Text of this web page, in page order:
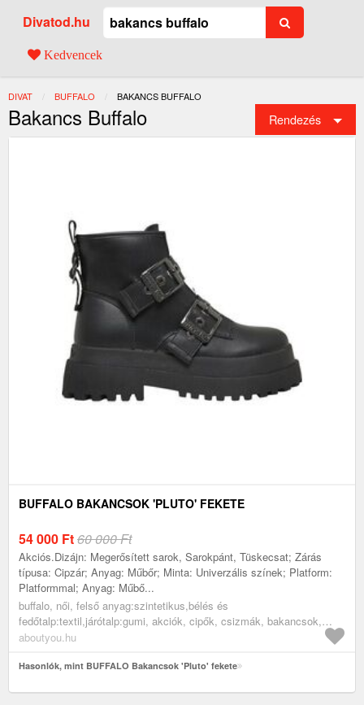
Divatod.hu
Kedvencek
DIVAT BUFFALO JELENLEGI:
BAKANCS BUFFALO
Bakancs Buffalo Rendezés
BUFFALO BAKANCSOK 'PLUTO' FEKETE
54 000 Ft60 000 Ft
Akciós.Dizájn: Megerősített sarok, Sarokpánt, Tüskecsat; Zárás
típusa: Cipzár; Anyag: Műbőr; Minta: Univerzális színek; Platform:
Platformmal; Anyag: Műbő...
buffalo, női, felső anyag:szintetikus,bélés és
fedőtalp:textil,járótalp:gumi, akciók, cipők, csizmák, bakancsok,
fekete
aboutyou.hu
Hasonlók, mint BUFFALO Bakancsok 'Pluto' fekete